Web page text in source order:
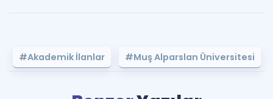
#Akademik İlanlar #Muş Alparslan Üniversitesi